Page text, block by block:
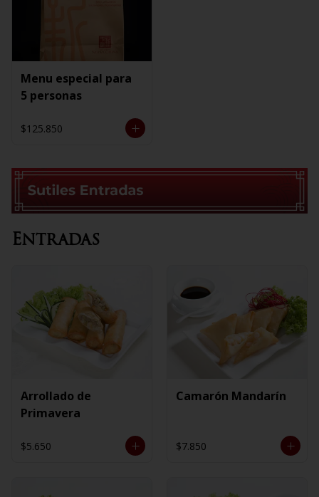
Menu especial para
5 personas
$125.850
Entradas
Arrollado de
Primavera
$5.650
Camarón Mandarín
$7.850